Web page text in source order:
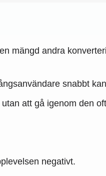
mängd andra
snabbt
att gå igenom den
negativt.